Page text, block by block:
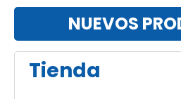
NUEVOS
Tienda